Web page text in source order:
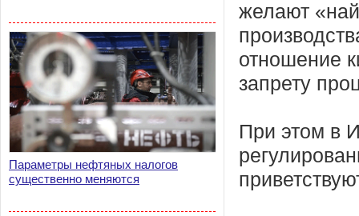
Параметры нефтяных налогов
существенно меняются
желают
отношение
запрету
При этом в